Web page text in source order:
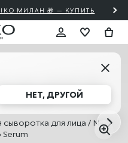
МИЛАН 🎁 — КУПИТЬ
НЕТ, ДРУГОЙ
сыворотка
Serum